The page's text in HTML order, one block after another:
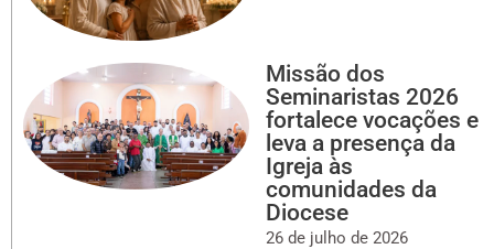
Missão dos
Seminaristas 2026
fortalece vocações e
leva a presença da
Igreja às
comunidades da
Diocese
26 de julho de 2026